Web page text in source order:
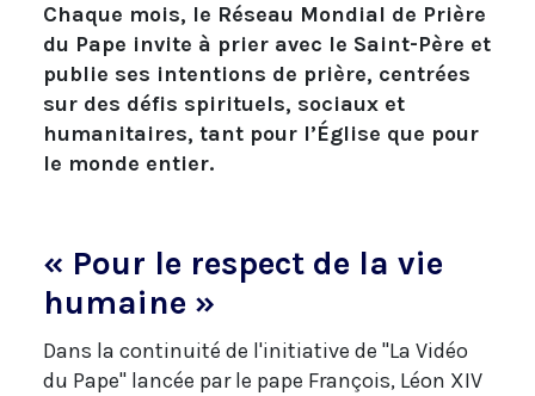
Chaque mois, le Réseau Mondial de Prière
du Pape invite à prier avec le Saint-Père et
publie ses intentions de prière, centrées
sur des défis spirituels, sociaux et
humanitaires, tant pour l’Église que pour
le monde entier.
« Pour le respect de la vie
humaine »
Dans la continuité de l'initiative de "La Vidéo
du Pape" lancée par le pape François, Léon XIV